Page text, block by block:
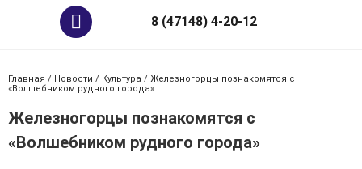
8 (47148) 4-20-12
Главная / Новости / Культура / Железногорцы познакомятся с
«Волшебником рудного города»
Железногорцы познакомятся с
«Волшебником рудного города»